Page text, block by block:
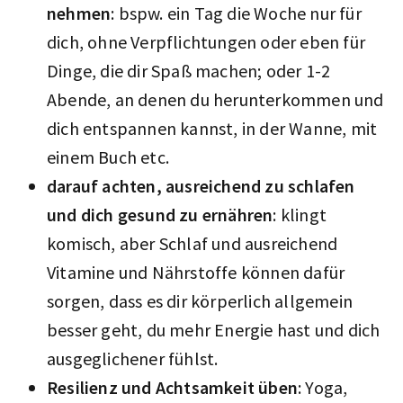
nehmen: bspw. ein Tag die Woche nur für
dich, ohne Verpflichtungen oder eben für
Dinge, die dir Spaß machen; oder 1-2
Abende, an denen du herunterkommen und
dich entspannen kannst, in der Wanne, mit
einem Buch etc.
darauf achten, ausreichend zu schlafen
und dich gesund zu ernähren: klingt
komisch, aber Schlaf und ausreichend
Vitamine und Nährstoffe können dafür
sorgen, dass es dir körperlich allgemein
besser geht, du mehr Energie hast und dich
ausgeglichener fühlst.
Resilienz und Achtsamkeit üben: Yoga,